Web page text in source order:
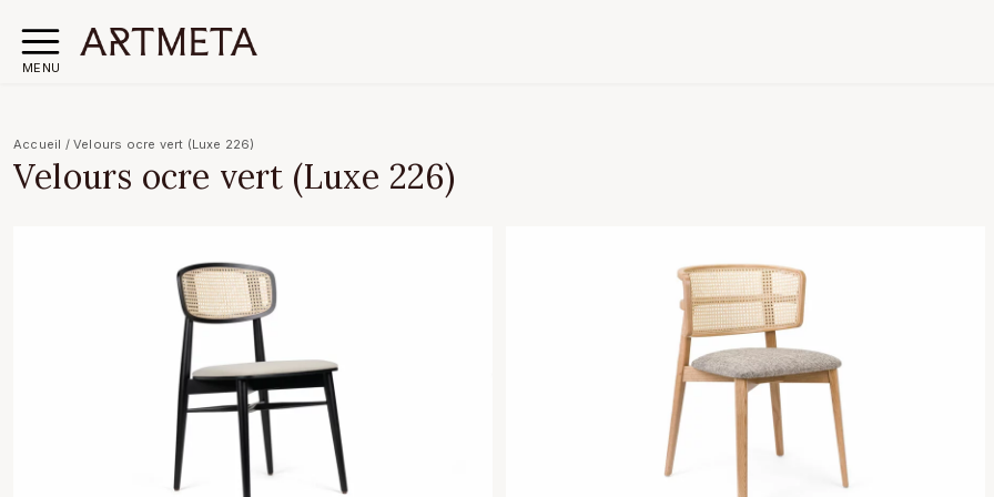
MENU
Accueil /Velours ocre vert (Luxe 226)
Velours ocre vert (Luxe 226)